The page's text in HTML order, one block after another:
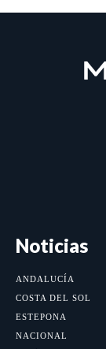
Noticias
ANDALUCÍA
COSTA DEL SOL
ESTEPONA
NACIONAL